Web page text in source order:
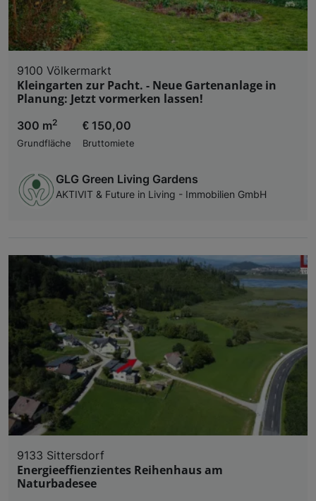
9100 Völkermarkt
Kleingarten zur Pacht. - Neue Gartenanlage in
Planung: Jetzt vormerken lassen!
300 m2
Grundfläche
€ 150,00
Bruttomiete
GLG Green Living Gardens
AKTIVIT & Future in Living - Immobilien GmbH
9133 Sittersdorf
Energieeffienzientes Reihenhaus am
Naturbadesee